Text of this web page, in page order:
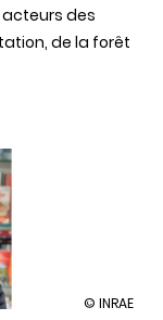
acteurs des
de la forêt
illustration
© INRAE